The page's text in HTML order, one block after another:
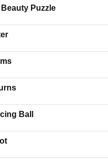
Puzzle
Ball